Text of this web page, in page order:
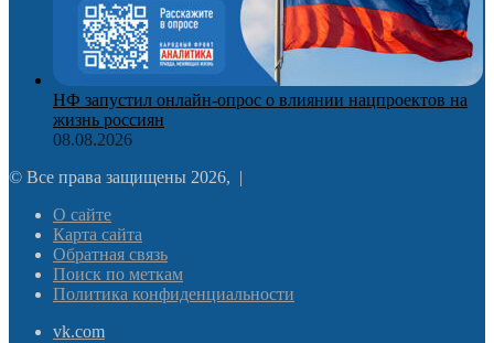
НФ запустил онлайн-опрос о влиянии нацпроектов на
жизнь россиян
08.08.2026
© Все права защищены 2026, |
О сайте
Карта сайта
Обратная связь
Поиск по меткам
Политика конфиденциальности
vk.com